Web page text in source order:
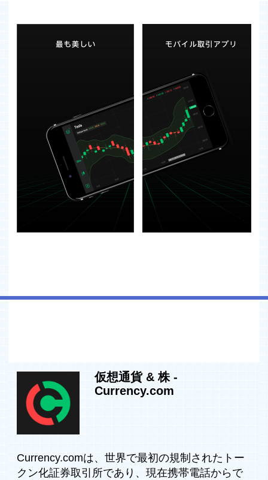
仮想通貨 & 株 -
Currency.com
Currency.comは、世界で最初の規制されたトー
クン化証券取引所であり、現在携帯電話からで